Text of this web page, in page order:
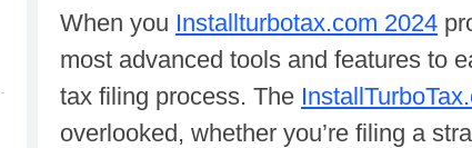
When you Installturbotax.com 2024
most advanced tools and features to
tax filing process. The
overlooked, whether you’re filing a